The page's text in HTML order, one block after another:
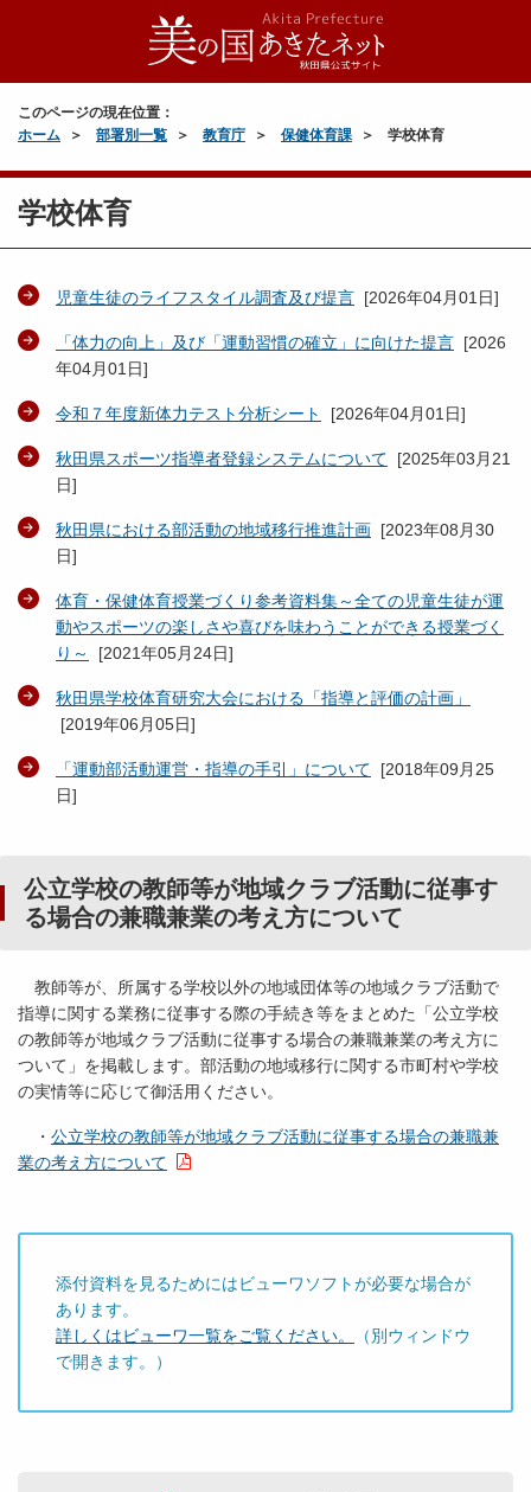
このページの現在位置：
ホーム
部署別一覧 教育庁 保健体育課 学校体育
学校体育
児童生徒のライフスタイル調査及び提言 [2026年04月01日]
「体力の向上」及び「運動習慣の確立」に向けた提言 [2026
年04月01日]
令和７年度新体力テスト分析シート [2026年04月01日]
秋田県スポーツ指導者登録システムについて [2025年03月21
日]
秋田県における部活動の地域移行推進計画 [2023年08月30
日]
体育・保健体育授業づくり参考資料集～全ての児童生徒が運
動やスポーツの楽しさや喜びを味わうことができる授業づく
り～
[2021年05月24日]
秋田県学校体育研究大会における「指導と評価の計画」
[2019年06月05日]
「運動部活動運営・指導の手引」について [2018年09月25
日]
公立学校の教師等が地域クラブ活動に従事す
る場合の兼職兼業の考え方について
教師等が、所属する学校以外の地域団体等の地域クラブ活動で
指導に関する業務に従事する際の手続き等をまとめた「公立学校
の教師等が地域クラブ活動に従事する場合の兼職兼業の考え方に
ついて」を掲載します。部活動の地域移行に関する市町村や学校
の実情等に応じて御活用ください。
・ 公立学校の教師等が地域クラブ活動に従事する場合の兼職兼
業の考え方について
添付資料を見るためにはビューワソフトが必要な場合が
あります。
詳しくはビューワ一覧をご覧ください。
（別ウィンドウ
で開きます。）